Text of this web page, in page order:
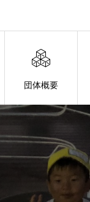
団体概要